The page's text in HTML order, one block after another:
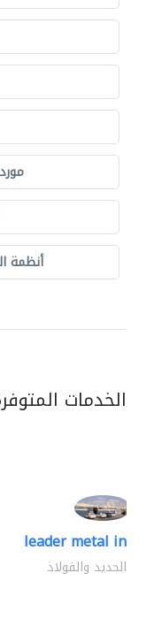
أنظمة
الخدمات
leader metal
سحب الحديد والفولاذ